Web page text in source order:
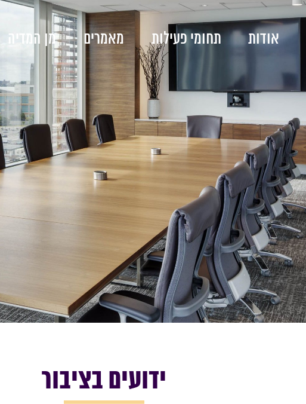
אודות תחומי פעילות מאמרים מן המדיה
ידועים בציבור